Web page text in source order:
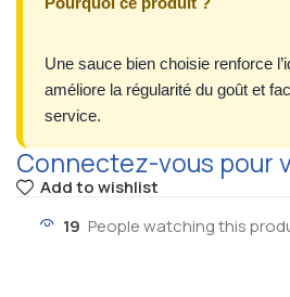
Une sauce bien choisie renforce
améliore la régularité du goût et
service.
Connectez-vous pour
Add to wishlist
19 People watching this